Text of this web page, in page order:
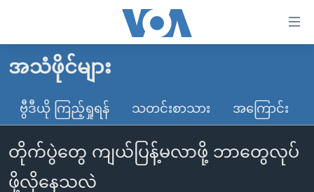
လွယ်ကူ
သည့်
Link
များ
ပင်မ
မူလစာမျက်နှာ
မြန်မာ
ကမ္ဘာ့သတင်းများ
နိုင်ငံတကာ
အမေရိကန်
ဗွီဒီယို
သတင်းလွတ်လပ်ခွင့်
အသံဖိုင်များ
ဗွီဒီယို ကြည့်ရှုရန် သတင်းစာသား အကြောင်း
တိုက်ပွဲတွေ ကျယ်ပြန့်မလာဖို့ ဘာတွေလုပ်
ဖို့လိုနေသလဲ